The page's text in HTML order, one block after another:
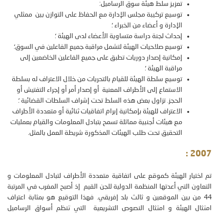
تعزيز سلط هيئة سوق الرساميل:
توسيع تركيبة مجلس الإدارة مع الحفاظ على التوازن بين ممثلي
الإدارة و أعضاء من الخبراء ؛
إحداث لجنة دراسة متساوية الأعضاء لدى الهيئة ؛
توسيع صلاحيات الهيئة لتشمل مراقبة جميع الفاعلين في السوق؛
إمكانية إصدار دوريات تطبق على جميع الفاعلين الخاضعين إلى
مراقبة الهيئة ؛
توسيع سلطة الهيئة للقيام بالتحريات من خلال الاعتراف له بسلطة
الاستماع إلى الأطراف المعنية أو إصدار أمر أو إجراء التفتيش أو
الحجز. تزاول بعض هذه السلط تحت إشراف السلطات القضائية ؛
الاعتراف للهيئة بإمكانية إبرام اتفاقيات ثنائية أو متعددة الأطراف
مع هيئات أجنبية مماثلة تسمح بتبادل المعلومات والقيام بعمليات
التحقيق تحت طلب الهيئات المذكورة شريطة العمل بالمثل.
2007
:
تم اختيار الهيئة كموقع على اتفاقية متعددة الأطراف لتبادل المعلومات و
التعاون التي أعدتها المنظمة الدولية للجن القيم إذ أصبح المغرب في المرتبة
44 من بين الموقعين و ثالث بلد إفريقي. فهذا التوقيع هو بمثابة اعتراف
امتثال الهيئة و امتثال النصوص التشريعية التي تنظم أسواق الرساميل